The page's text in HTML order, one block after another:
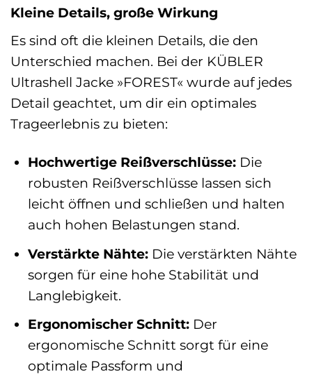
Kleine Details, große Wirkung
Es sind oft die kleinen Details, die den
Unterschied machen. Bei der KÜBLER
Ultrashell Jacke »FOREST« wurde auf jedes
Detail geachtet, um dir ein optimales
Trageerlebnis zu bieten:
Hochwertige Reißverschlüsse:Die
robusten Reißverschlüsse lassen sich
leicht öffnen und schließen und halten
auch hohen Belastungen stand.
Verstärkte Nähte:Die verstärkten Nähte
sorgen für eine hohe Stabilität und
Langlebigkeit.
Ergonomischer Schnitt:Der
ergonomische Schnitt sorgt für eine
optimale Passform und